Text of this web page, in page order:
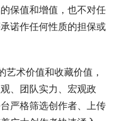
保值和增值，也不对任
诺作任何性质的担保或
术价值和收藏价值，
、团队实力、宏观政
严格筛选创作者、上传